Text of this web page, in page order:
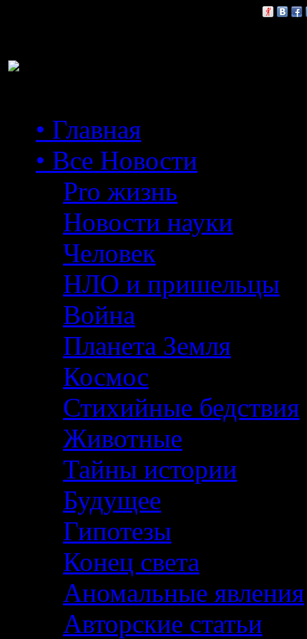
• Главная
• Все Новости
Pro жизнь
Новости науки
Человек
НЛО и пришельцы
Война
Планета Земля
Космос
Стихийные бедствия
Животные
Тайны истории
Будущее
Гипотезы
Конец света
Аномальные явления
Авторские статьи